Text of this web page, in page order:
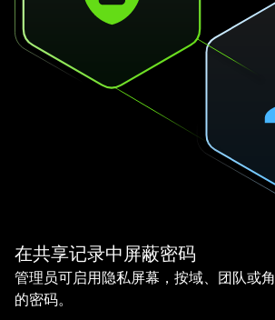
在共享记录中屏蔽密码
管理员可启用隐私屏幕，按域、团队或
的密码。